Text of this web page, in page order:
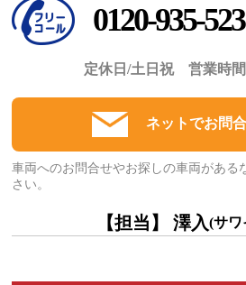
0120-935-523
定休日/土日祝 営業時間
ネットでお問
車両へのお問合せやお探しの車両がある
さい。
【担当】 澤入(サワ